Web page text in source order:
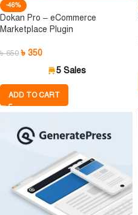
-46%
Dokan Pro – eCommerce
Marketplace Plugin
৳650 ৳ 350
5 Sales
ADD TO CART